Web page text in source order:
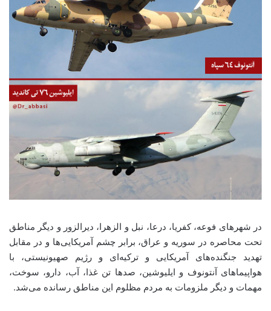
در شهرهای فوعه، کفریا، درعا، نبل و الزهرا، دیرالزور و دیگر مناطق
تحت محاصره در سوریه و عراق، برابر چشم آمریکایی‌ها و در مقابل
تهدید جنگنده‌های آمریکایی و ترکیه‌ای و رژیم صهیونیستی، با
هواپیماهای آنتونوف و ایلیوشین، صدها تن غذا، آب، دارو، سوخت،
مهمات و دیگر ملزومات به مردم مظلوم این مناطق رسانده می‌شد.